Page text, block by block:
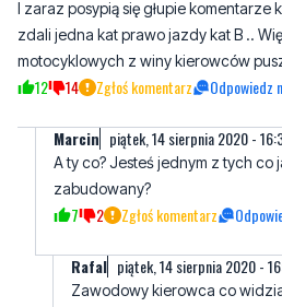
12 14 Zgłoś komentarz Odpowiedz
Marcin piątek, 14 sierpnia 2020 -
A ty co? Jesteś jednym z tych co
7 2 Zgłoś komentarz
Rafal piątek, 14 sierpnia 2020 -
Zawodowy kierowca co
Marcin piątek, 14 sierpnia